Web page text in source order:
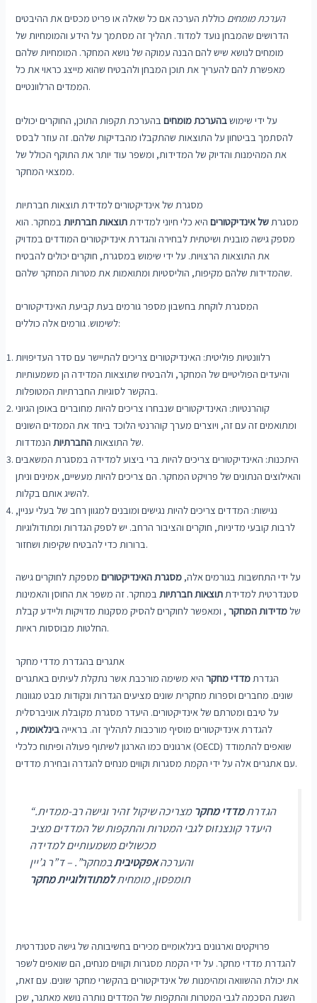
הערכת מומחים כוללת הערכה אם כל שאלה או פריט מכסים את ההיבטים
הדרושים שהמבחן נועד למדוד. תהליך זה מסתמך על הידע והמומחיות של
מומחים לנושא שיש להם הבנה עמוקה של נושא המחקר. המומחיות שלהם
מאפשרת להם להעריך את תוכן המבחן ולהבטיח שהוא מייצג כראוי את כל
הממדים הרלוונטיים.
על ידי שימושבהערכת מומחיםבהערכת תקפות התוכן, החוקרים יכולים
להסתמך בביטחון על התוצאות שהתקבלו מהבדיקות שלהם. זה עוזר לבסס
את המהימנות והדיוק של המדידות, ומשפר עוד יותר את התוקף הכולל של
ממצאי המחקר.
מסגרת של אינדיקטורים למדידת תוצאות חברתיות
מסגרתשל אינדיקטוריםהיא כלי חיוני למדידתתוצאות חברתיותבמחקר. הוא
מספק גישה מובנית ושיטתית לבחירה והגדרת אינדיקטורים המודדים במדויק
את התוצאות הרצויות. על ידי שימוש במסגרת, חוקרים יכולים להבטיח
שהמדידות שלהם מקיפות, הוליסטיות ומתואמות את מטרות המחקר שלהם.
המסגרת לוקחת בחשבון מספר גורמים בעת קביעת האינדיקטורים
לשימוש. גורמים אלה כוללים:
רלוונטיות פוליטית: האינדיקטורים צריכים להתיישר עם סדר העדיפויות
והיעדים הפוליטיים של המחקר, ולהבטיח שתוצאות המדידה הן משמעותיות
בהקשר לסוגיות החברתיות המטופלות.
קוהרנטיות: האינדיקטורים שנבחרו צריכים להיות מחוברים באופן הגיוני
ומתואמים זה עם זה, ויוצרים מערך קוהרנטי הלוכד ביחד את הממדים השונים
של התוצאות החברתיות
הנמדדות.
היתכנות: האינדיקטורים צריכים להיות ברי ביצוע למדידה במסגרת המשאבים
והאילוצים הנתונים של פרויקט המחקר. הם צריכים להיות מעשיים, אמינים וניתן
להשיג אותם בקלות.
נגישות: המדדים צריכים להיות נגישים ומובנים למגוון רחב של בעלי עניין,
לרבות קובעי מדיניות, חוקרים והציבור הרחב. יש לספק הגדרות ומתודולוגיות
ברורות כדי להבטיח שקיפות ושחזור.
על ידי התחשבות בגורמים אלה, מסגרת האינדיקטוריםמספקת לחוקרים גישה
סטנדרטית למדידת תוצאות חברתיותבמחקר. זה משפר את החוסן והאמינות
שלמדידות המחקר, ומאפשר לחוקרים להסיק מסקנות מדויקות וליידע קבלת
החלטות מבוססות ראיות.
אתגרים בהגדרת מדדי מחקר
הגדרתמדדי מחקרהיא משימה מורכבת אשר נתקלת לעיתים באתגרים
שונים. מחברים וספרות מחקרית שונים מציעים הגדרות ונקודות מבט מגוונות
על טיבם ומטרתם של אינדיקטורים. היעדר מסגרת מקובלת אוניברסלית
להגדרת אינדיקטורים מוסיף מורכבות לתהליך זה. בראייהבינלאומית,
ארגונים כמו הארגון לשיתוף פעולה ופיתוח כלכלי (OECD) שואפים להתמודד
עם אתגרים אלה על ידי הקמת מסגרות וקווים מנחים להגדרה ובחירת מדדים.
“הגדרתמדדי מחקרמצריכה שיקול זהיר וגישה רב-ממדית.
היעדר קונצנזוס לגבי המטרות והתקפות של המדדים מציב
מכשולים משמעותיים למדידה
והערכהאפקטיביתבמחקר”. – ד”ר ג’יין
תומפסון, מומחיתלמתודולוגיית מחקר
פרויקטים וארגונים בינלאומיים מכירים בחשיבותה של גישה סטנדרטית
להגדרת מדדי מחקר. על ידי הקמת מסגרות וקווים מנחים, הם שואפים לשפר
את יכולת ההשוואה ומהימנות של אינדיקטורים בהקשרי מחקר שונים. עם זאת,
השגת הסכמה לגבי המטרות והתקפות של המדדים נותרה נושא מאתגר, שכן